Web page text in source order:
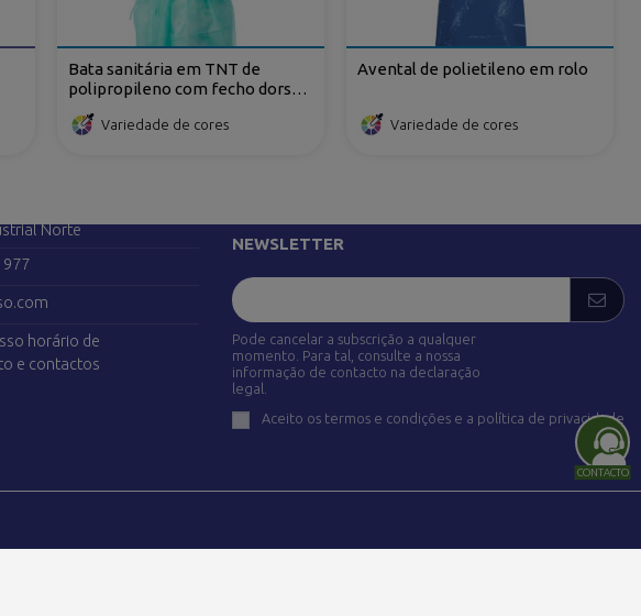
CONTACTO
Bata sanitária em TNT de
polipropileno com fecho dorsal
Variedade de cores
Avental de polietileno em rolo
Variedade de cores
Norte
977
horário de
e contactos
NEWSLETTER
Pode cancelar a subscrição a qualquer
momento. Para tal, consulte a nossa
informação de contacto na declaração
legal.
Aceito os termos e condições e a política de privacidade